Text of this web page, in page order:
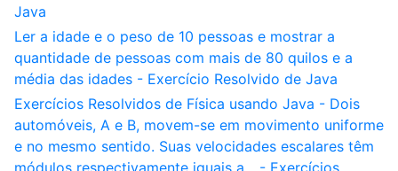
Java
Ler a idade e o peso de 10 pessoas e mostrar a
quantidade de pessoas com mais de 80 quilos e a
média das idades - Exercício Resolvido de Java
Exercícios Resolvidos de Física usando Java - Dois
automóveis, A e B, movem-se em movimento uniforme
e no mesmo sentido. Suas velocidades escalares têm
módulos respectivamente iguais a... - Exercícios